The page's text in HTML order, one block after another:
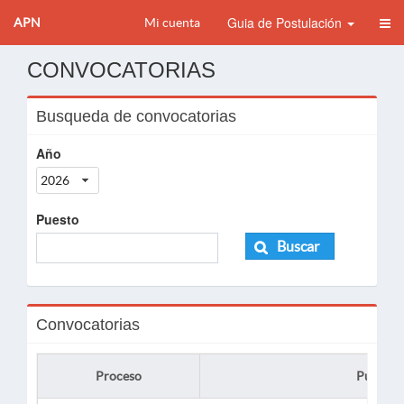
APN Mi cuenta Guia de Postulación
CONVOCATORIAS
Busqueda de convocatorias
Año
2026
Puesto
Buscar
Convocatorias
Proceso Puesto